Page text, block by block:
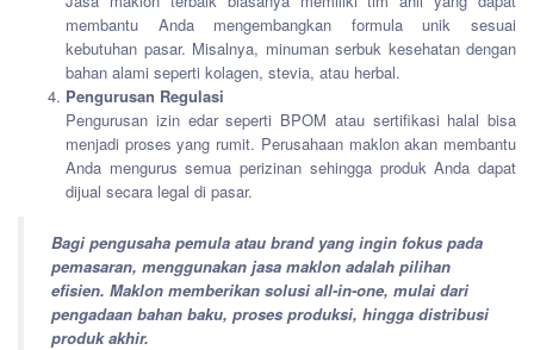
membantu Anda mengembangkan formula unik sesuai
kebutuhan pasar. Misalnya, minuman serbuk kesehatan dengan
bahan alami seperti kolagen, stevia, atau herbal.
Pengurusan Regulasi
Pengurusan izin edar seperti BPOM atau sertifikasi halal bisa
menjadi proses yang rumit. Perusahaan maklon akan membantu
Anda mengurus semua perizinan sehingga produk Anda dapat
dijual secara legal di pasar.
Bagi pengusaha pemula atau brand yang ingin fokus pada
pemasaran, menggunakan jasa maklon adalah pilihan
efisien. Maklon memberikan solusi all-in-one, mulai dari
pengadaan bahan baku, proses produksi, hingga distribusi
produk akhir.